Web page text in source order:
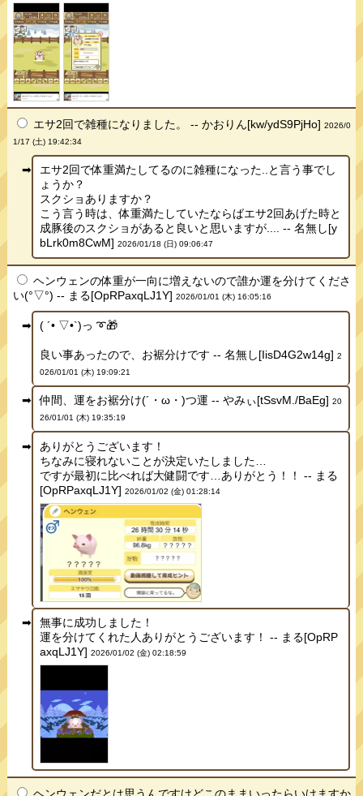
エサ2回で雑種になりました。 -- かおりん[kw/ydS9PjHo]2026/0
1/17 (土) 19:42:34
エサ2回で体重満たしてるのに雑種になった..と言う事でし
ょうか？
スクショありますか？
こう言う時は、体重満たしていたならばエサ2回あげた時と
成豚後のスクショがあると良いと思いますが.... -- 名無し[y
bLrk0m8CwM] 2026/01/18 (日) 09:06:47
ヘンウェンの体重が一向に増えないので誰か運を分けてくださ
い(°▽°) -- まる[OpRPaxqLJ1Y]2026/01/01 (木) 16:05:16
( ´• ▽•`)っ ➰🎁
良い事あったので、お裾分けです -- 名無し[IisD4G2w14g] 2
026/01/01 (木) 19:09:21
仲間、運をお裾分け(´・ω・)つ運 -- やみぃ[tSsvM./BaEg] 20
26/01/01 (木) 19:35:19
ありがとうございます！
ちなみに寝れないことが決定いたしました…
ですが最初に比べれば大健闘です…ありがとう！！ -- まる
[OpRPaxqLJ1Y] 2026/01/02 (金) 01:28:14
無事に成功しました！
運を分けてくれた人ありがとうございます！ -- まる[OpRP
axqLJ1Y] 2026/01/02 (金) 02:18:59
ヘンウェンだとは思うんですけどこのままいったらいけますか